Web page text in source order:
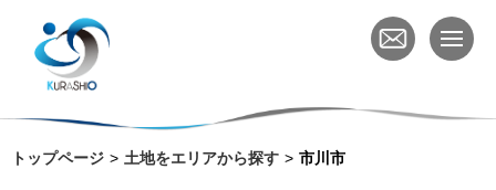
トップページ 土地をエリアから探す 市川市